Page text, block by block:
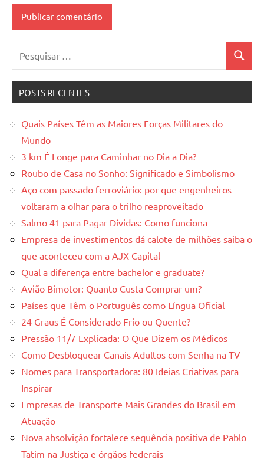
POSTS RECENTES
Quais Países Têm as Maiores Forças Militares do
Mundo
3 km É Longe para Caminhar no Dia a Dia?
Roubo de Casa no Sonho: Significado e Simbolismo
Aço com passado ferroviário: por que engenheiros
voltaram a olhar para o trilho reaproveitado
Salmo 41 para Pagar Dívidas: Como funciona
Empresa de investimentos dá calote de milhões saiba o
que aconteceu com a AJX Capital
Qual a diferença entre bachelor e graduate?
Avião Bimotor: Quanto Custa Comprar um?
Países que Têm o Português como Língua Oficial
24 Graus É Considerado Frio ou Quente?
Pressão 11/7 Explicada: O Que Dizem os Médicos
Como Desbloquear Canais Adultos com Senha na TV
Nomes para Transportadora: 80 Ideias Criativas para
Inspirar
Empresas de Transporte Mais Grandes do Brasil em
Atuação
Nova absolvição fortalece sequência positiva de Pablo
Tatim na Justiça e órgãos federais